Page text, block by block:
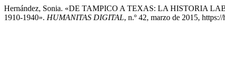
Hernández, Sonia. «DE TAMPICO A TEXAS: LA HISTORIA
1910-1940». HUMANITAS DIGITAL, n.º 42, marzo de 2015,